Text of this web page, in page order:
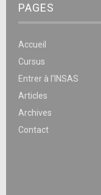
PAGES
Accueil
Cursus
Entrer à l’INSAS
Articles
Archives
Contact